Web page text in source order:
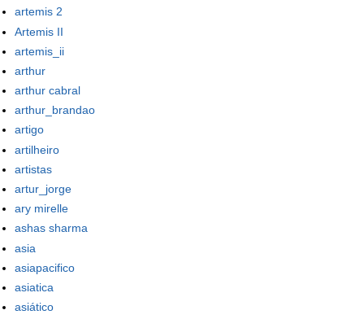
artemis 2
Artemis II
artemis_ii
arthur
arthur cabral
arthur_brandao
artigo
artilheiro
artistas
artur_jorge
ary mirelle
ashas sharma
asia
asiapacifico
asiatica
asiático